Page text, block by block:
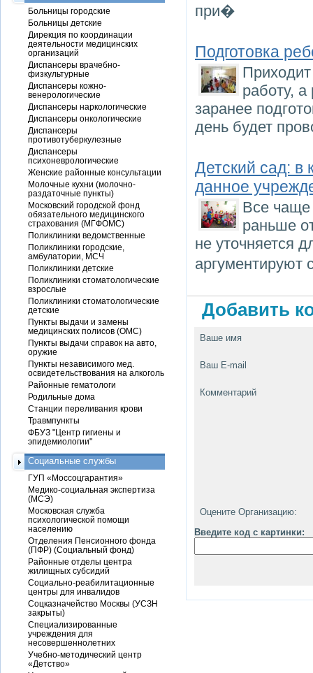
при�
Подготовка
работу,
заранее
день будет
Детский сад: в
данное
Все чаще
раньше
не уточняется
аргументируют
Добавить
Ваше имя
Ваш E-mail
Комментарий
Оцените Организацию:
Введите код с картинки:
Больницы городские
Больницы детские
Дирекция по координации
деятельности медицинских
организаций
Диспансеры врачебно-
физкультурные
Диспансеры кожно-
венерологические
Диспансеры наркологические
Диспансеры онкологические
Диспансеры
противотуберкулезные
Диспансеры
психоневрологические
Женские районные консультации
Молочные кухни (молочно-
раздаточные пункты)
Московский городской фонд
обязательного медицинского
страхования (МГФОМС)
Поликлиники ведомственные
Поликлиники городские,
амбулатории, МСЧ
Поликлиники детские
Поликлиники стоматологические
взрослые
Поликлиники стоматологические
детские
Пункты выдачи и замены
медицинских полисов (ОМС)
Пункты выдачи справок на авто,
оружие
Пункты независимого мед.
освидетельствования на алкоголь
Районные гематологи
Родильные дома
Станции переливания крови
Травмпункты
ФБУЗ "Центр гигиены и
эпидемиологии"
Социальные службы
ГУП «Моссоцгарантия»
Медико-социальная экспертиза
(МСЭ)
Московская служба
психологической помощи
населению
Отделения Пенсионного фонда
(ПФР) (Социальный фонд)
Районные отделы центра
жилищных субсидий
Социально-реабилитационные
центры для инвалидов
Соцказначейство Москвы (УСЗН
закрыты)
Специализированные
учреждения для
несовершеннолетних
Учебно-методический центр
«Детство»